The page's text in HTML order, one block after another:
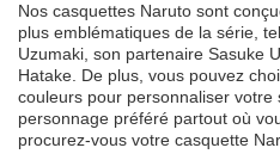
Nos casquettes Naruto sont
plus emblématiques de la série,
Uzumaki, son partenaire Sasuke
Hatake. De plus, vous pouvez
couleurs pour personnaliser votre
personnage préféré partout où
procurez-vous votre casquette